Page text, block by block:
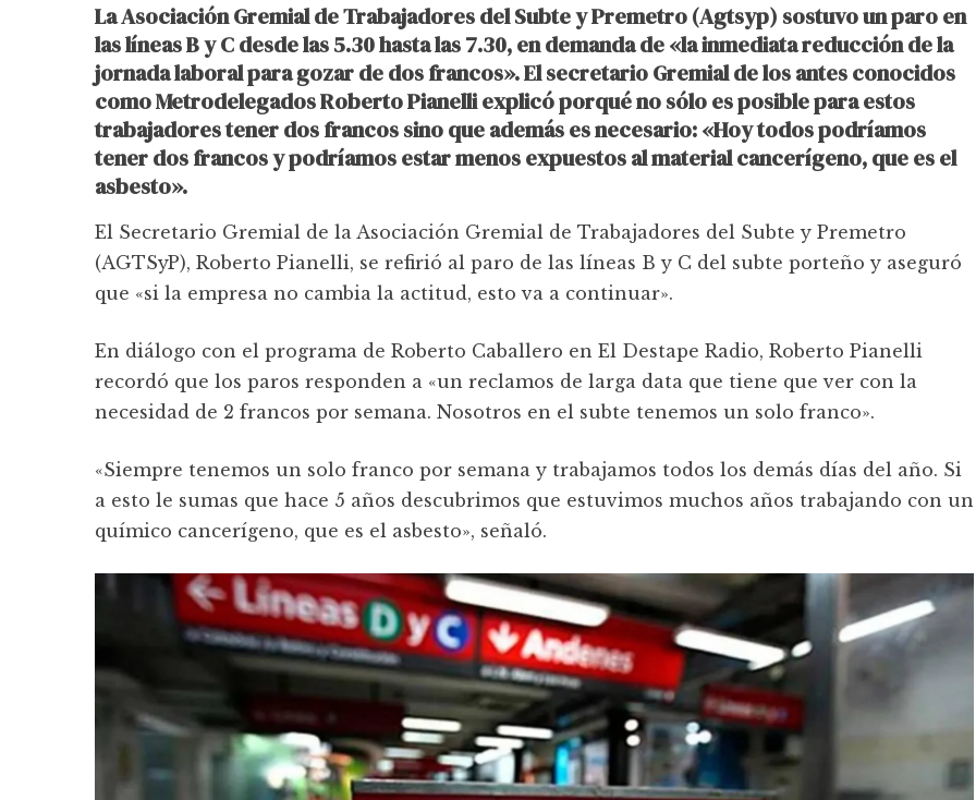
La Asociación Gremial de Trabajadores del Subte y Premetro (Agtsyp) sostuvo un paro en
las líneas B y C desde las 5.30 hasta las 7.30, en demanda de «la inmediata reducción de la
jornada laboral para gozar de dos francos». El secretario Gremial de los antes conocidos
como Metrodelegados Roberto Pianelli explicó porqué no sólo es posible para estos
trabajadores tener dos francos sino que además es necesario: «Hoy todos podríamos
tener dos francos y podríamos estar menos expuestos al material cancerígeno, que es el
asbesto».
El Secretario Gremial de la Asociación Gremial de Trabajadores del Subte y Premetro
(AGTSyP), Roberto Pianelli, se refirió al paro de las líneas B y C del subte porteño y aseguró
que «si la empresa no cambia la actitud, esto va a continuar».
En diálogo con el programa de Roberto Caballero en El Destape Radio, Roberto Pianelli
recordó que los paros responden a «un reclamos de larga data que tiene que ver con la
necesidad de 2 francos por semana. Nosotros en el subte tenemos un solo franco».
«Siempre tenemos un solo franco por semana y trabajamos todos los demás días del año. Si
a esto le sumas que hace 5 años descubrimos que estuvimos muchos años trabajando con un
químico cancerígeno, que es el asbesto», señaló.